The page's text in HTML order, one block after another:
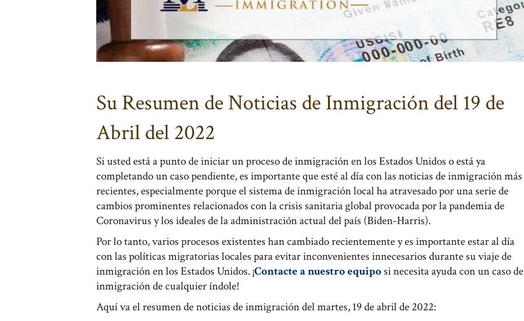
Su Resumen de Noticias de Inmigración del 19 de
Abril del 2022
Si usted está a punto de iniciar un proceso de inmigración en los Estados Unidos o está ya
completando un caso pendiente, es importante que esté al día con las noticias de inmigración más
recientes, especialmente porque el sistema de inmigración local ha atravesado por una serie de
cambios prominentes relacionados con la crisis sanitaria global provocada por la pandemia de
Coronavirus y los ideales de la administración actual del país (Biden-Harris).
Por lo tanto, varios procesos existentes han cambiado recientemente y es importante estar al día
con las políticas migratorias locales para evitar inconvenientes innecesarios durante su viaje de
inmigración en los Estados Unidos. ¡Contacte a nuestro equiposi necesita ayuda con un caso de
inmigración de cualquier índole!
Aquí va el resumen de noticias de inmigración del martes, 19 de abril de 2022: